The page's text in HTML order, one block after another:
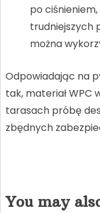
po
trudniejszych
można
Odpowiadając na
tak, materiał
tarasach próbę
zbędnych
You may